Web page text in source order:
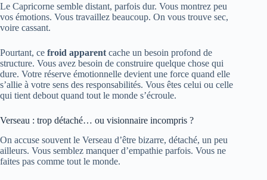
Le Capricorne semble distant, parfois dur. Vous montrez peu
vos émotions. Vous travaillez beaucoup. On vous trouve sec,
voire cassant.
Pourtant, ce froid apparent cache un besoin profond de
structure. Vous avez besoin de construire quelque chose qui
dure. Votre réserve émotionnelle devient une force quand elle
s’allie à votre sens des responsabilités. Vous êtes celui ou celle
qui tient debout quand tout le monde s’écroule.
Verseau : trop détaché… ou visionnaire incompris ?
On accuse souvent le Verseau d’être bizarre, détaché, un peu
ailleurs. Vous semblez manquer d’empathie parfois. Vous ne
faites pas comme tout le monde.